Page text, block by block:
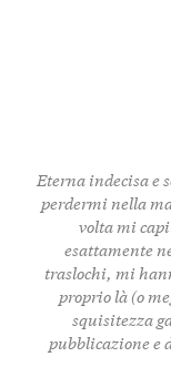
Eterna indecisa e
perdermi nella
volta mi
esattamente
traslochi, mi
proprio là (o
squisitezza
pubblicazione e